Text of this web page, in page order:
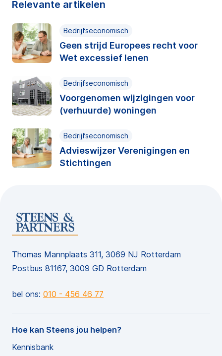
Relevante artikelen
Bedrijfseconomisch
Geen strijd Europees recht voor
Wet excessief lenen
Bedrijfseconomisch
Voorgenomen wijzigingen voor
(verhuurde) woningen
Bedrijfseconomisch
Advieswijzer Verenigingen en
Stichtingen
Thomas Mannplaats 311, 3069 NJ Rotterdam
Postbus 81167, 3009 GD Rotterdam
bel ons: 010 - 456 46 77
Hoe kan Steens jou helpen?
Kennisbank